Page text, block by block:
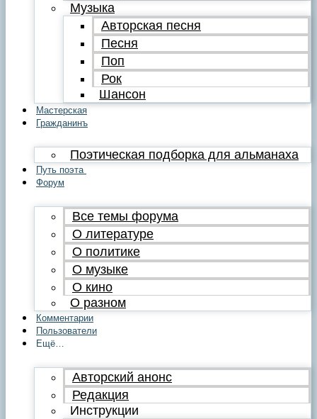
Музыка
Авторская песня
Песня
Поп
Рок
Шансон
Мастерская
Гражданинъ
Поэтическая подборка для альманаха
Путь поэта
Форум
Все темы форума
О литературе
О политике
О музыке
О кино
О разном
Комментарии
Пользователи
Ещё…
Авторский анонс
Редакция
Инструкции